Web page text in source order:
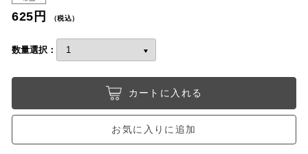
625円 （税込）
数量選択：
カートに入れる
お気に入りに追加